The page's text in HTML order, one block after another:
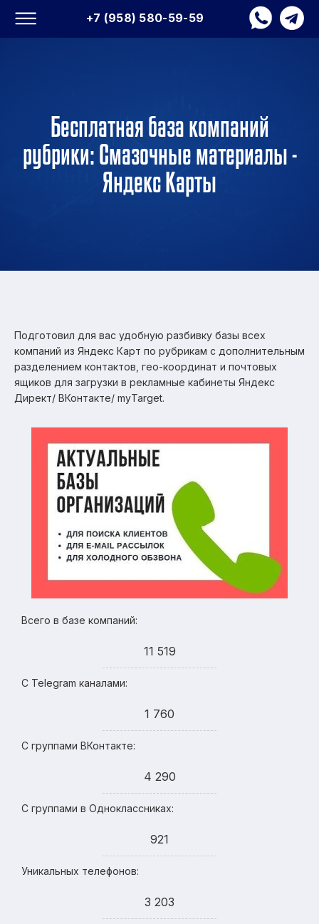
+7 (958) 580-59-59
Бесплатная база компаний
рубрики: Смазочные материалы -
Яндекс Карты
Подготовил для вас удобную разбивку базы всех
компаний из Яндекс Карт по рубрикам с дополнительным
разделением контактов, гео-координат и почтовых
ящиков для загрузки в рекламные кабинеты Яндекс
Директ/ ВКонтакте/ myTarget.
Всего в базе компаний:
11 519
С Telegram каналами:
1 760
С группами ВКонтакте:
4 290
С группами в Одноклассниках:
921
Уникальных телефонов:
3 203